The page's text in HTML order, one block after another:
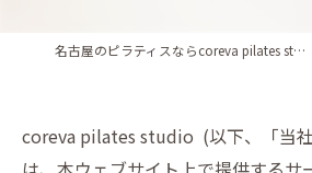
名古屋のピラティスならcoreva pilates studio
coreva pilates studio (以下、「当